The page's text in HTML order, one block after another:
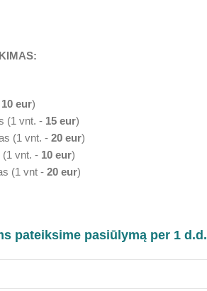
10 eur)
(1 vnt. - 15 eur)
(1 vnt. - 20 eur)
vnt. - 10 eur)
(1 vnt - 20 eur)
pateiksime pasiūlymą per 1 d.d.